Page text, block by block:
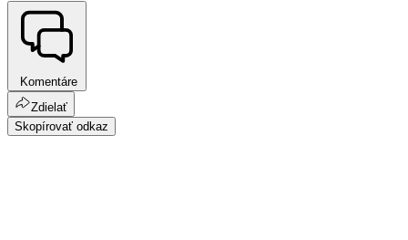
Komentáre
Zdielať
Skopírovať odkaz